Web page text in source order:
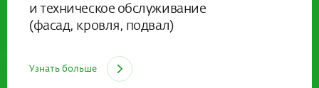
и техническое обслуживание
(фасад, кровля, подвал)
Узнать больше